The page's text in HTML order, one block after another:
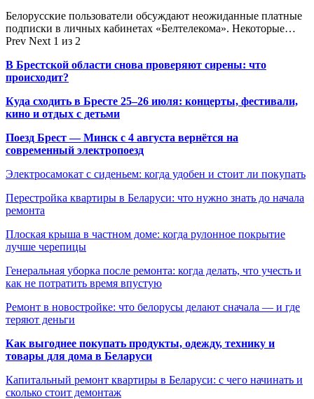
Белорусские пользователи обсуждают неожиданные платные
подписки в личных кабинетах «Белтелекома». Некоторые…
Prev Next 1 из 2
В Брестской области снова проверяют сирены: что
происходит?
Куда сходить в Бресте 25–26 июля: концерты, фестивали,
кино и отдых с детьми
Поезд Брест — Минск с 4 августа вернётся на
современный электропоезд
Электросамокат с сиденьем: когда удобен и стоит ли покупать
Перестройка квартиры в Беларуси: что нужно знать до начала
ремонта
Плоская крыша в частном доме: когда рулонное покрытие
лучше черепицы
Генеральная уборка после ремонта: когда делать, что учесть и
как не потратить время впустую
Ремонт в новостройке: что белорусы делают сначала — и где
теряют деньги
Как выгоднее покупать продукты, одежду, технику и
товары для дома в Беларуси
Капитальный ремонт квартиры в Беларуси: с чего начинать и
сколько стоит демонтаж